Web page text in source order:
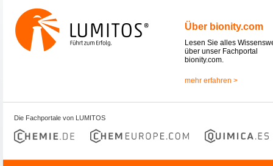
Über bionity.com
Lesen Sie alles
über unser Fachportal
bionity.com.
mehr erfahren >
Die Fachportale von LUMITOS